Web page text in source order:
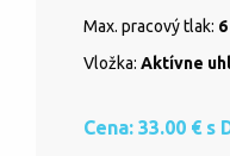
Max. pracový tlak:
Vložka: Aktívne
Cena: 33.00 € s